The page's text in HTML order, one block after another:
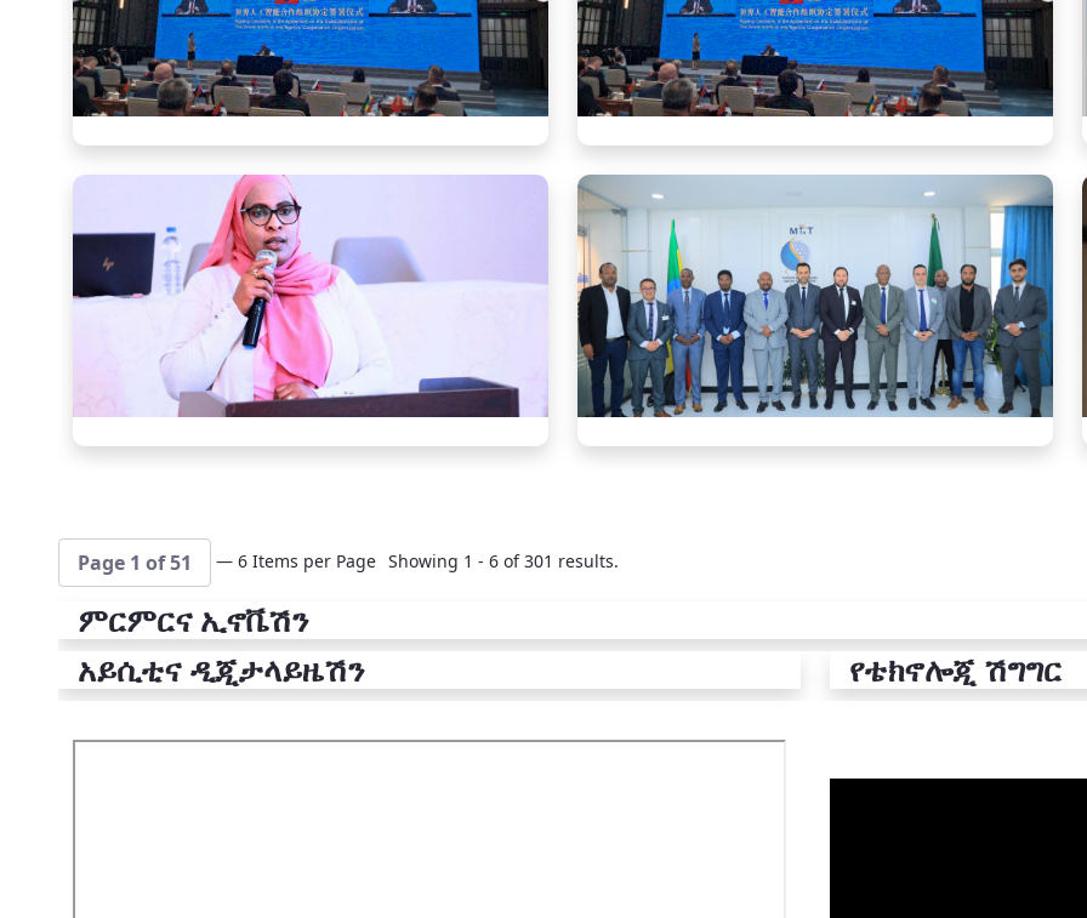
Page 1 of 51 — 6 Items per Page Showing 1 - 6 of 301 results.
ምርምርና ኢኖቬሽን
አይሲቲና ዲጂታላይዜሽን
የቴክኖሎጂ ሽግግር